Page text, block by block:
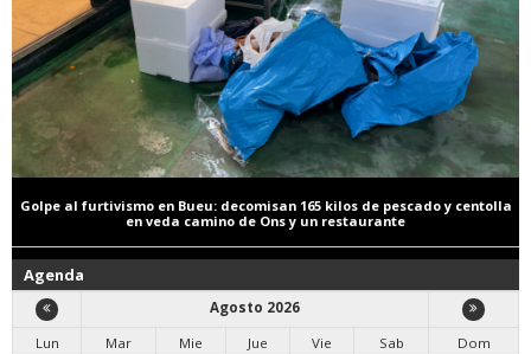
Golpe al furtivismo en Bueu: decomisan 165 kilos de pescado y centolla
en veda camino de Ons y un restaurante
Agenda
Agosto 2026
Lun
Mar Mie Jue Vie Sab
Dom